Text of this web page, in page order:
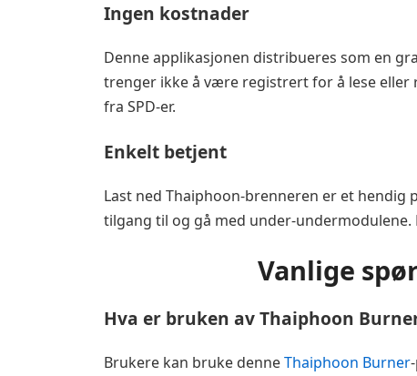
Ingen kostnader
Denne applikasjonen distribueres som en
trenger ikke å være registrert for å lese
fra SPD-er.
Enkelt betjent
Last ned Thaiphoon-brenneren er et
tilgang til og gå med under-
Vanlige
Hva er bruken av Thaiphoon
Brukere kan bruke denneThaiphoon Burner